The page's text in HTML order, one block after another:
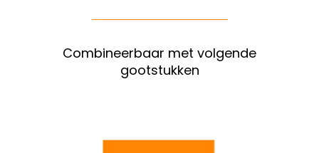
Combineerbaar met volgende
gootstukken